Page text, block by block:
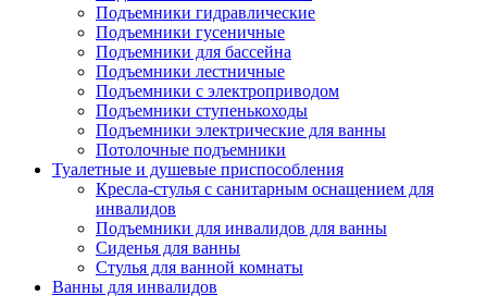
Подъемники гидравлические
Подъемники гусеничные
Подъемники для бассейна
Подъемники лестничные
Подъемники с электроприводом
Подъемники ступенькоходы
Подъемники электрические для ванны
Потолочные подъемники
Туалетные и душевые приспособления
Кресла-стулья с санитарным оснащением для
инвалидов
Подъемники для инвалидов для ванны
Сиденья для ванны
Стулья для ванной комнаты
Ванны для инвалидов